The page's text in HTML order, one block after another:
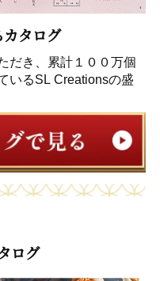
タログ
だき、累計１００万個
いるSL Creationsの盛
ログ